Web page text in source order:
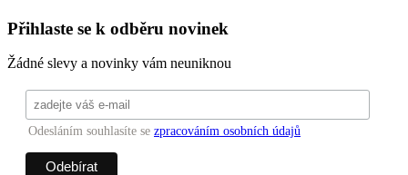
Přihlaste se k odběru novinek
Žádné slevy a novinky vám neuniknou
Odesláním souhlasíte se zpracováním osobních údajů